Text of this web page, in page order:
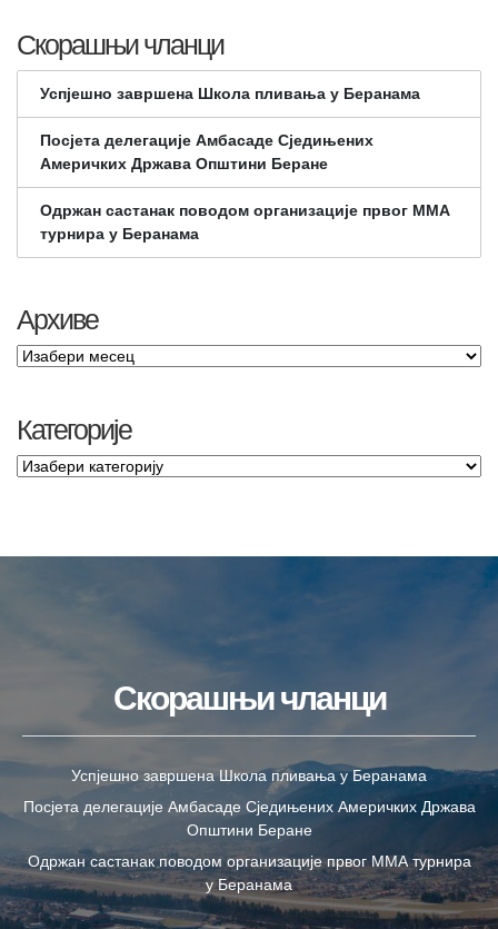
Скорашњи чланци
Успјешно завршена Школа пливања у Беранама
Посјета делегације Амбасаде Сједињених
Америчких Држава Општини Беране
Одржан састанак поводом организације првог ММА
турнира у Беранама
Архиве
Категорије
Скорашњи чланци
Успјешно завршена Школа пливања у Беранама
Посјета делегације Амбасаде Сједињених Америчких Држава
Општини Беране
Одржан састанак поводом организације првог ММА турнира
у Беранама